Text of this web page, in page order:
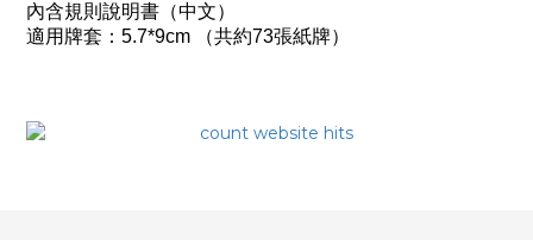
內含規則說明書（中文）
適用牌套：5.7*9cm （共約73張紙牌）